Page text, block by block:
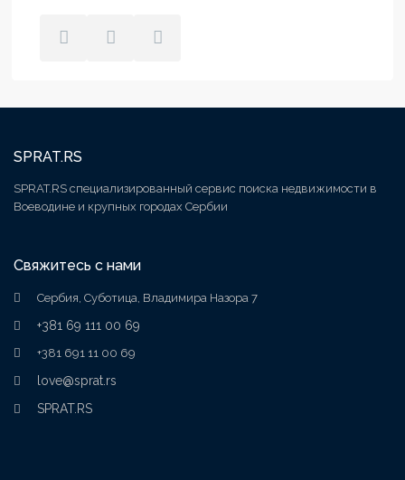
SPRAT.RS
SPRAT.RS специализированный сервис поиска недвижимости в
Воеводине и крупных городах Сербии
Свяжитесь с нами
Сербия, Суботица, Владимира Назора 7
+381 69 111 00 69
+381 691 11 00 69
love@sprat.rs
SPRAT.RS